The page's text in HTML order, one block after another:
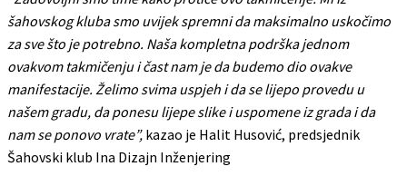
šahovskog kluba smo uvijek spremni da maksimalno uskočimo
za sve što je potrebno. Naša kompletna podrška jednom
ovakvom takmičenju i čast nam je da budemo dio ovakve
manifestacije. Želimo svima uspjeh i da se lijepo provedu u
našem gradu, da ponesu lijepe slike i uspomene iz grada i da
nam se ponovo vrate”, kazao je Halit Husović, predsjednik
Šahovski klub Ina Dizajn Inženjering